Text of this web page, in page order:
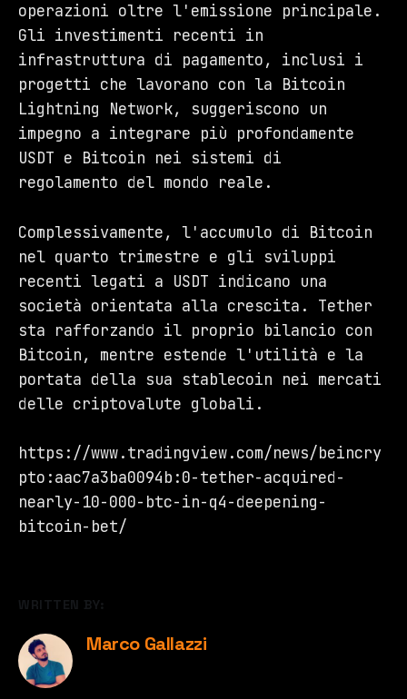
operazioni oltre l'emissione principale.
Gli investimenti recenti in
infrastruttura di pagamento, inclusi i
progetti che lavorano con la Bitcoin
Lightning Network, suggeriscono un
impegno a integrare più profondamente
USDT e Bitcoin nei sistemi di
regolamento del mondo reale.
Complessivamente, l'accumulo di Bitcoin
nel quarto trimestre e gli sviluppi
recenti legati a USDT indicano una
società orientata alla crescita. Tether
sta rafforzando il proprio bilancio con
Bitcoin, mentre estende l'utilità e la
portata della sua stablecoin nei mercati
delle criptovalute globali.
https://www.tradingview.com/news/beincry
pto:aac7a3ba0094b:0-tether-acquired-
nearly-10-000-btc-in-q4-deepening-
bitcoin-bet/
WRITTEN BY:
Marco Gallazzi